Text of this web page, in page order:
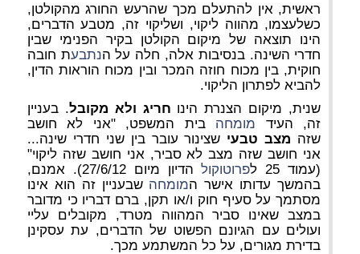
ראשית, אין להתעלם מכך שהרעש החורג מהקולטן,
כשלעצמו, מהווה ליקוי, ושליקוי זה, מטבע הדברים,
הינו תוצאה של מיקום הקולטן בקיר הפנימי שבין
חדרי השינה. בנסיבות אלה, חלה על הנתבעת חובה
חוקית, בין מכוח חוזה המכר ובין מכוח הוראות הדין,
להביא לפתרון הליקוי.
שנית, מיקום הצנרת הינו חריג ולא מקובל. בעניין
זה, העיד מומחה בית המשפט, "אני לא חושב
שזה מצב טבעי שצינור עובר בין שני חדרי שינה...
אני חושב שזה מצב לא סביר, אני חושב שזה ליקוי"
(עמוד 25 ל
פרוטוקול
הדיון מיום 27/6/12). אמנם,
בהמשך עדותו אישר המומחה שבעניין זה הוא אינו
מסתמך על סעיף חוק ו/או תקן, ברם דבריו כי מדובר
במצב שאינו סביר המהווה מטרד, מקובלים עליי
ועולים עם הגיונם הפשוט של הדברים, עת עסקינן
בדירת מגורים, על כל המשתמע מכך.